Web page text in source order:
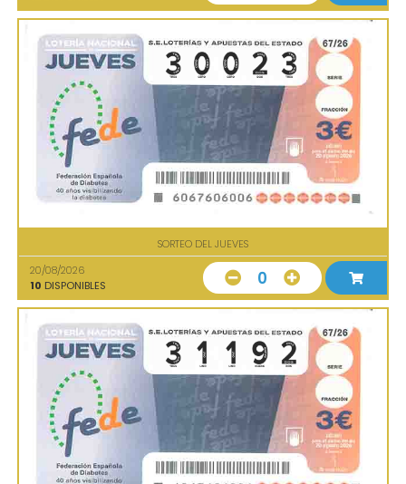
SORTEO DEL JUEVES
20/08/2026
10 DISPONIBLES 0